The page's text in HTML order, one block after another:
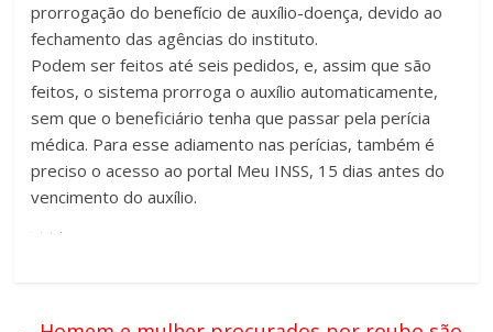
prorrogação do benefício de auxílio-doença, devido ao
fechamento das agências do instituto.
Podem ser feitos até seis pedidos, e, assim que são
feitos, o sistema prorroga o auxílio automaticamente,
sem que o beneficiário tenha que passar pela perícia
médica. Para esse adiamento nas perícias, também é
preciso o acesso ao portal Meu INSS, 15 dias antes do
vencimento do auxílio.